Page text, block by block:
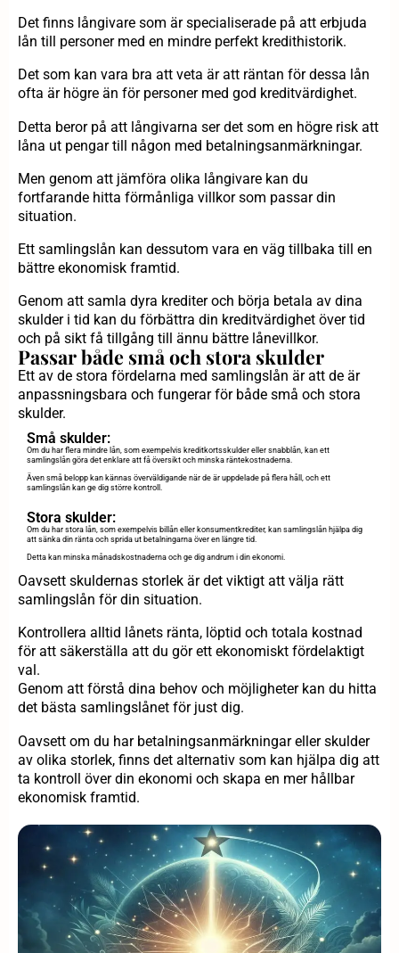
Det finns långivare som är specialiserade på att erbjuda
lån till personer med en mindre perfekt kredithistorik.
Det som kan vara bra att veta är att räntan för dessa lån
ofta är högre än för personer med god kreditvärdighet.
Detta beror på att långivarna ser det som en högre risk att
låna ut pengar till någon med betalningsanmärkningar.
Men genom att jämföra olika långivare kan du
fortfarande hitta förmånliga villkor som passar din
situation.
Ett samlingslån kan dessutom vara en väg tillbaka till en
bättre ekonomisk framtid.
Genom att samla dyra krediter och börja betala av dina
skulder i tid kan du förbättra din kreditvärdighet över tid
och på sikt få tillgång till ännu bättre lånevillkor.
Passar både små och stora skulder
Ett av de stora fördelarna med samlingslån är att de är
anpassningsbara och fungerar för både små och stora
skulder.
Små skulder:
Om du har flera mindre lån, som exempelvis kreditkortsskulder eller snabblån, kan ett
samlingslån göra det enklare att få översikt och minska räntekostnaderna.
Även små belopp kan kännas överväldigande när de är uppdelade på flera håll, och ett
samlingslån kan ge dig större kontroll.
Stora skulder:
Om du har stora lån, som exempelvis billån eller konsumentkrediter, kan samlingslån hjälpa dig
att sänka din ränta och sprida ut betalningarna över en längre tid.
Detta kan minska månadskostnaderna och ge dig andrum i din ekonomi.
Oavsett skuldernas storlek är det viktigt att välja rätt
samlingslån för din situation.
Kontrollera alltid lånets ränta, löptid och totala kostnad
för att säkerställa att du gör ett ekonomiskt fördelaktigt
val.
Genom att förstå dina behov och möjligheter kan du hitta
det bästa samlingslånet för just dig.
Oavsett om du har betalningsanmärkningar eller skulder
av olika storlek, finns det alternativ som kan hjälpa dig att
ta kontroll över din ekonomi och skapa en mer hållbar
ekonomisk framtid.